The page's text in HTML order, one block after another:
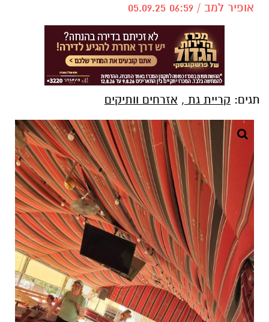
אופיר למב / 06:59 05.09.25
תגים: קריית גת , אזרחים וותיקים